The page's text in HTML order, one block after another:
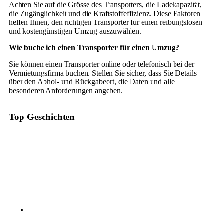
Achten Sie auf die Grösse des Transporters, die Ladekapazität,
die Zugänglichkeit und die Kraftstoffeffizienz. Diese Faktoren
helfen Ihnen, den richtigen Transporter für einen reibungslosen
und kostengünstigen Umzug auszuwählen.
Wie buche ich einen Transporter für einen Umzug?
Sie können einen Transporter online oder telefonisch bei der
Vermietungsfirma buchen. Stellen Sie sicher, dass Sie Details
über den Abhol- und Rückgabeort, die Daten und alle
besonderen Anforderungen angeben.
Top Geschichten